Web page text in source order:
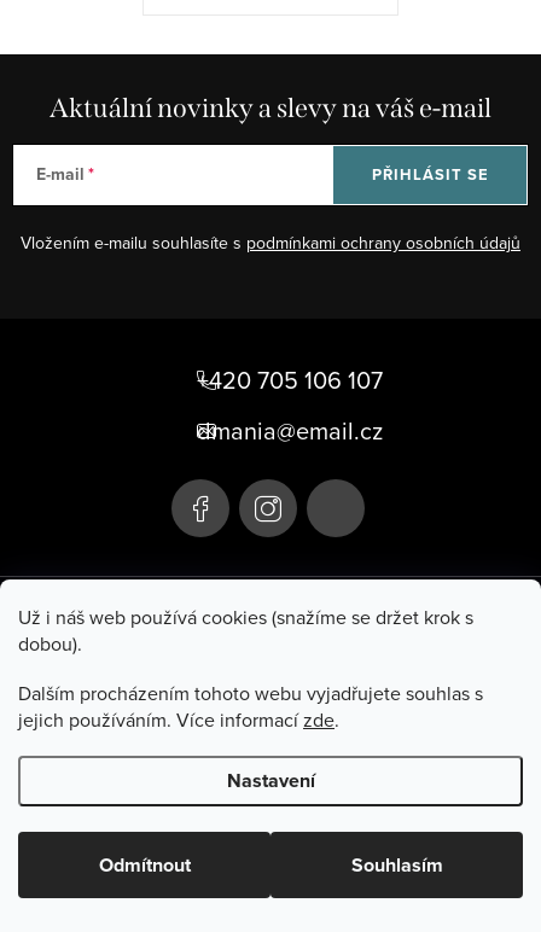
Už i náš web používá cookies (snažíme se držet krok s
dobou).
Dalším procházením tohoto webu vyjadřujete souhlas s
jejich používáním. Více informacízde.
Nastavení
Odmítnout Souhlasím
Aktuální novinky a slevy na váš e-mail
E-mail
Vložením e-mailu souhlasíte s podmínkami ochrany osobních údajů
PŘIHLÁSIT SE
+420 705 106 107
dmania@email.cz
+420 705 106 107
Informace pro vás
Copyright 2026Dmania. Všechna práva vyhrazena.